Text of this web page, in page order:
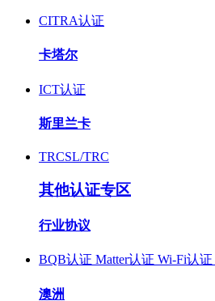
CITRA认证
卡塔尔
ICT认证
斯里兰卡
TRCSL/TRC
其他认证专区
行业协议
BQB认证 Matter认证 Wi-Fi认证
澳洲